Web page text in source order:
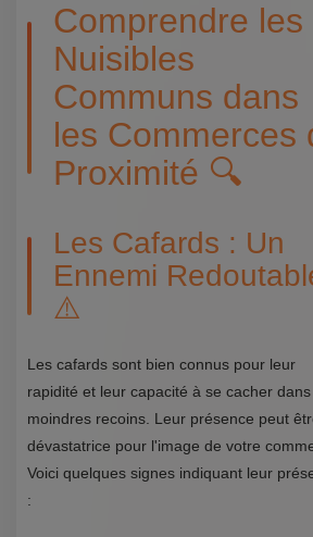
Comprendre les
Nuisibles
Communs dans
les Commerces
Proximité 🔍
Les Cafards : Un
Ennemi
⚠️
Les cafards sont bien connus pour leur
rapidité et leur capacité à se cacher
moindres recoins. Leur présence peut
dévastatrice pour l'image de votre
Voici quelques signes indiquant leur
: